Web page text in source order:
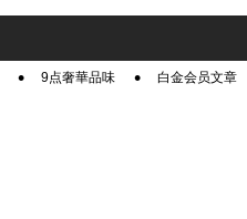
9点奢華品味 白金会员文章